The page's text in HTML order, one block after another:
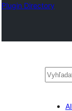
Plugin Directory
Hľadať